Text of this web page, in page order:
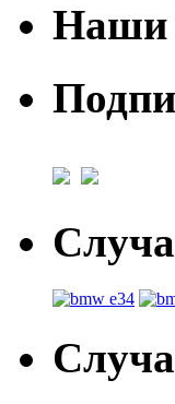
Наши